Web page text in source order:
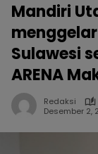
Mandiri
Sulawesi
ARENA
Redaksi
Desember 2,